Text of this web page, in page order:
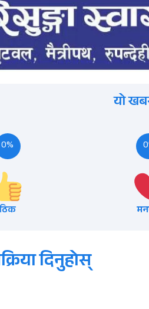
यो
0%
दिनुहोस्